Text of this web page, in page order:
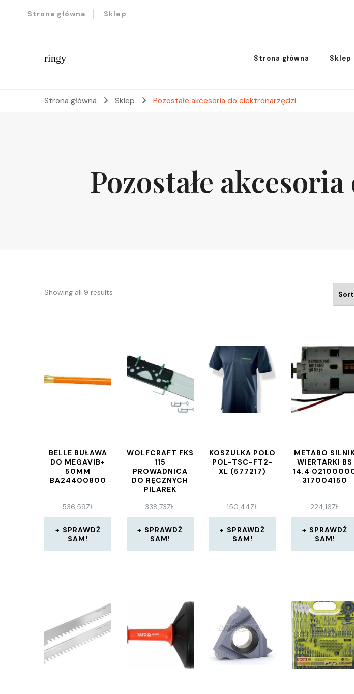
Strona główna Sklep
ringy Strona główna Sklep
Strona główna Sklep Pozostałe akcesoria do elektronarzędzi
Pozostałe
Showing all 9 results
BELLE BUŁAWA
DO MEGAVIB+
50MM
BA24400800
536,59ZŁ
SPRAWDŹ
SAM!
WOLFCRAFT FKS
115
PROWADNICA
DO RĘCZNYCH
PILAREK
338,73ZŁ
SPRAWDŹ
SAM!
KOSZULKA POLO
POL-TSC-FT2-
XL (577217)
150,44ZŁ
SPRAWDŹ
SAM!
METABO
WIERTARKI BS
14.4
317004150
224,16ZŁ
SPRAWDŹ
SAM!